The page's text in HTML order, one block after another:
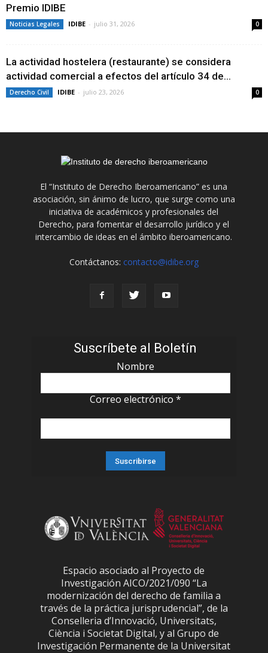
Premio IDIBE
Noticias Legales IDIBE - julio 31, 2026 0
La actividad hostelera (restaurante) se considera
actividad comercial a efectos del artículo 34 de...
Derecho Civil IDIBE - julio 23, 2026 0
El “Instituto de Derecho Iberoamericano” es una
asociación, sin ánimo de lucro, que surge como una
iniciativa de académicos y profesionales del
Derecho, para fomentar el desarrollo jurídico y el
intercambio de ideas en el ámbito iberoamericano.
Contáctanos: contacto@idibe.org
Suscríbete al Boletín
Nombre
Correo electrónico *
Espacio asociado al Proyecto de
Investigación AICO/2021/090 “La
modernización del derecho de familia a
través de la práctica jurisprudencial”, de la
Conselleria d’Innovació, Universitats,
Ciència i Societat Digital, y al Grupo de
Investigación Permanente de la Universitat